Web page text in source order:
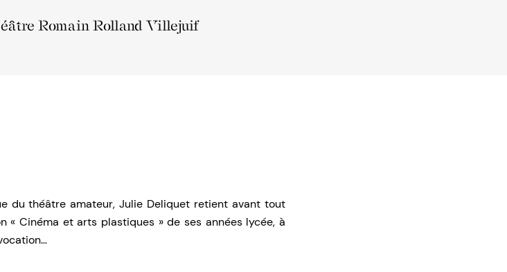
Romain Rolland Villejuif
du théâtre amateur, Julie Deliquet retient avant tout
« Cinéma et arts plastiques » de ses années lycée, à